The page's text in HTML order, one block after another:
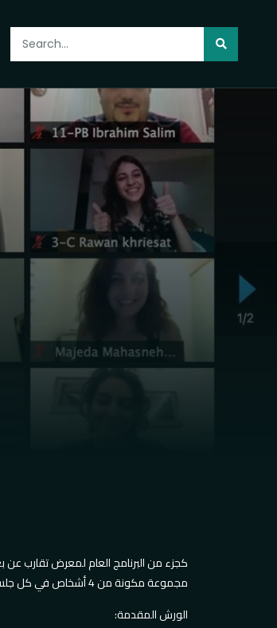
مجموعة مكونة من 4 أشخاص في كل جلسة للحوار ومشاركة الخبرة
:الورش المقدمة